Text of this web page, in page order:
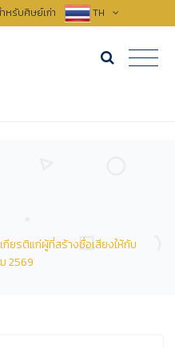
หรับศิษย์เก่า TH
ยรติแก่ผู้ที่สร้างชื่อเสียงให้กับ
2569